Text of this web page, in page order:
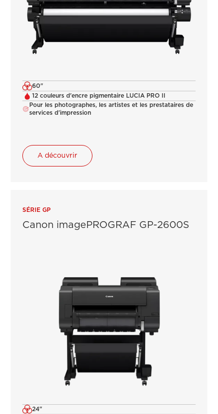
60"
12 couleurs d'encre pigmentaire LUCIA PRO II
Pour les photographes, les artistes et les prestataires de
services d'impression
A découvrir
SÉRIE GP
Canon imagePROGRAF GP-2600S
24"